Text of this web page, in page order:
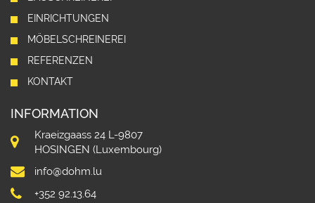
EINRICHTUNGEN
MÖBELSCHREINEREI
REFERENZEN
KONTAKT
INFORMATION
Kraeizgaass 24 L-9807
HOSINGEN (Luxembourg)
info@dohm.lu
+352 92.13.64